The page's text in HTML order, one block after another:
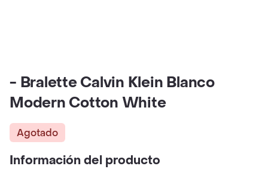
- Bralette Calvin Klein Blanco
Modern Cotton White
Agotado
Información del producto